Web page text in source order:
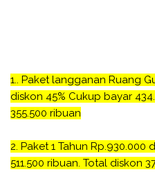
1.. Paket langganan Ruang
diskon 45% Cukup bayar
355.500 ribuan
2. Paket 1 Tahun Rp.930.000
511.500 ribuan. Total diskon